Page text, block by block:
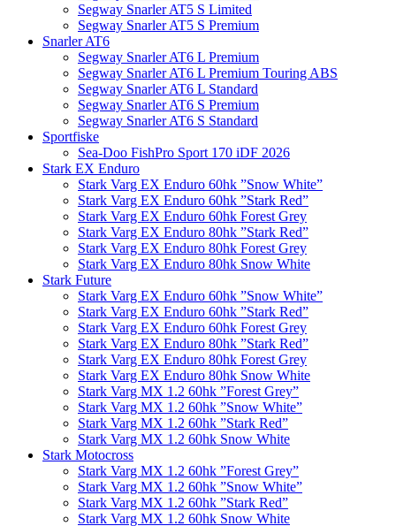
Segway Snarler AT5 S Limited
Segway Snarler AT5 S Premium
Snarler AT6
Segway Snarler AT6 L Premium
Segway Snarler AT6 L Premium Touring ABS
Segway Snarler AT6 L Standard
Segway Snarler AT6 S Premium
Segway Snarler AT6 S Standard
Sportfiske
Sea-Doo FishPro Sport 170 iDF 2026
Stark EX Enduro
Stark Varg EX Enduro 60hk ”Snow White”
Stark Varg EX Enduro 60hk ”Stark Red”
Stark Varg EX Enduro 60hk Forest Grey
Stark Varg EX Enduro 80hk ”Stark Red”
Stark Varg EX Enduro 80hk Forest Grey
Stark Varg EX Enduro 80hk Snow White
Stark Future
Stark Varg EX Enduro 60hk ”Snow White”
Stark Varg EX Enduro 60hk ”Stark Red”
Stark Varg EX Enduro 60hk Forest Grey
Stark Varg EX Enduro 80hk ”Stark Red”
Stark Varg EX Enduro 80hk Forest Grey
Stark Varg EX Enduro 80hk Snow White
Stark Varg MX 1.2 60hk ”Forest Grey”
Stark Varg MX 1.2 60hk ”Snow White”
Stark Varg MX 1.2 60hk ”Stark Red”
Stark Varg MX 1.2 60hk Snow White
Stark Motocross
Stark Varg MX 1.2 60hk ”Forest Grey”
Stark Varg MX 1.2 60hk ”Snow White”
Stark Varg MX 1.2 60hk ”Stark Red”
Stark Varg MX 1.2 60hk Snow White